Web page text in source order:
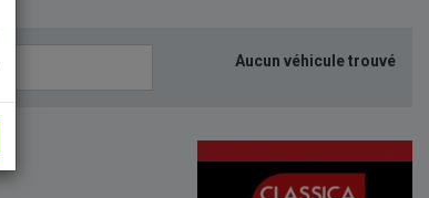
Aucun véhicule trouvé